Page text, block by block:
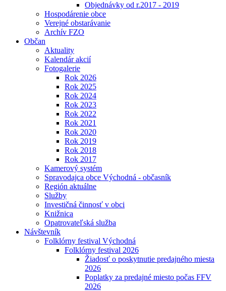
Objednávky od r.2017 - 2019
Hospodárenie obce
Verejné obstarávanie
Archív FZO
Občan
Aktuality
Kalendár akcií
Fotogalerie
Rok 2026
Rok 2025
Rok 2024
Rok 2023
Rok 2022
Rok 2021
Rok 2020
Rok 2019
Rok 2018
Rok 2017
Kamerový systém
Spravodajca obce Východná - občasník
Región aktuálne
Služby
Investičná činnosť v obci
Knižnica
Opatrovateľská služba
Návštevník
Folklórny festival Východná
Folklórny festival 2026
Žiadosť o poskytnutie predajného miesta
2026
Poplatky za predajné miesto počas FFV
2026